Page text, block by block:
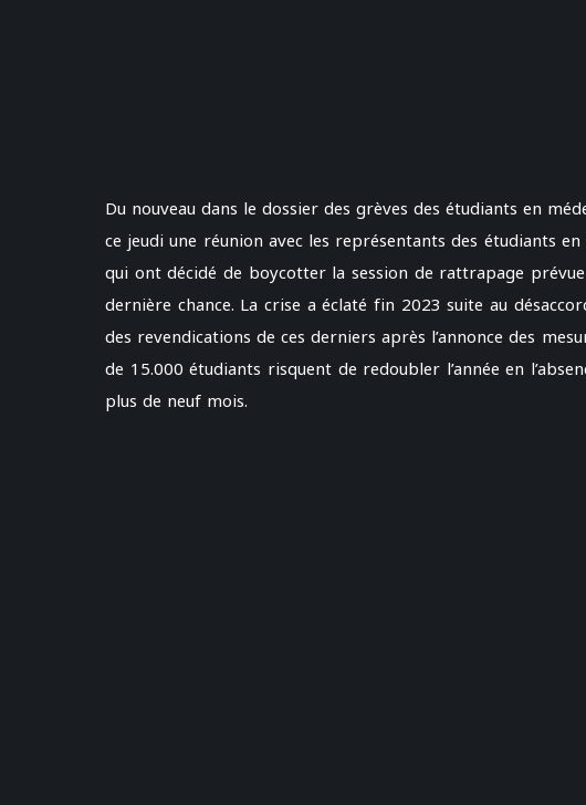
Du nouveau dans le dossier des grèves des étudiants en
ce jeudi une réunion avec les représentants des étudiants
qui ont décidé de boycotter la session de rattrapage
dernière chance. La crise a éclaté fin 2023 suite au
des revendications de ces derniers après l’annonce des
de 15.000 étudiants risquent de redoubler l’année en
plus de neuf mois.